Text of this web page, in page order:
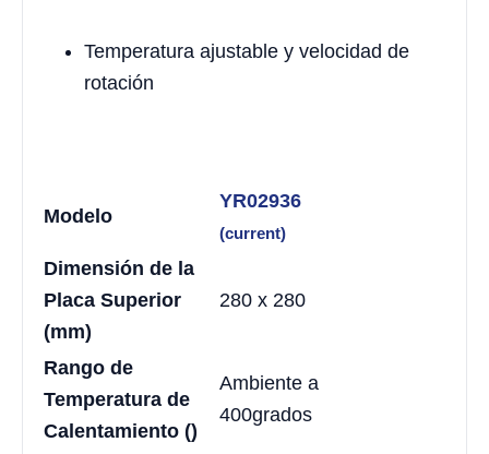
Temperatura ajustable y velocidad de
rotación
Modelo
YR02936
(current)
Dimensión de la
Placa Superior
(mm)
280 x 280
Rango de
Temperatura de
Calentamiento ()
Ambiente a
400grados